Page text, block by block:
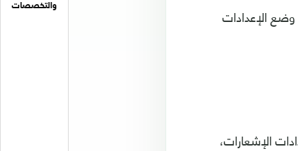
والتخصصات
الإعدادات
الإشعارات،